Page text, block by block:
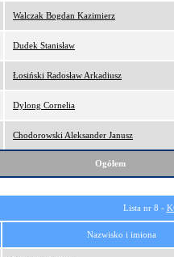
Walczak Bogdan Kazimierz
Dudek Stanisław
Łosiński Radosław Arkadiusz
Dylong Cornelia
Chodorowski Aleksander Janusz
Ogółem
Lista nr 8 -
Nazwisko i imiona